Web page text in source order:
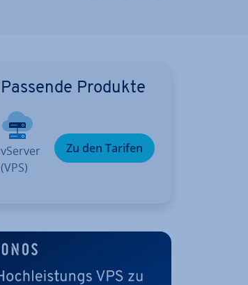
Passende Produkte
vServer
(VPS)
Zu den Tarifen